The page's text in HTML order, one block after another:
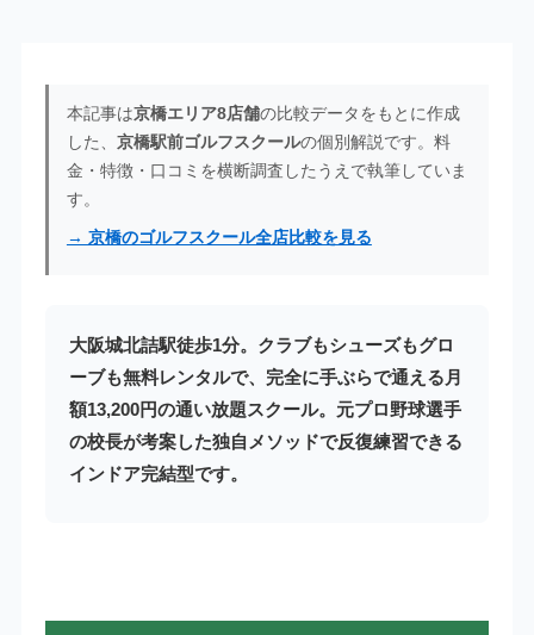
本記事は京橋エリア8店舗の比較データをもとに作成
した、 京橋駅前ゴルフスクールの個別解説です。料
金・特徴・口コミを横断調査したうえで執筆していま
す。
→ 京橋のゴルフスクール全店比較を見る
大阪城北詰駅徒歩1分。クラブもシューズもグロ
ーブも無料レンタルで、完全に手ぶらで通える月
額13,200円の通い放題スクール。元プロ野球選手
の校長が考案した独自メソッドで反復練習できる
インドア完結型です。